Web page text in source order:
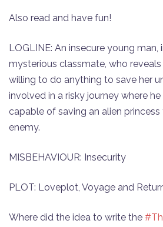
Also read and have fun!
LOGLINE: An insecure young man,
mysterious classmate, who
willing to do anything to save her
involved in a risky journey where
capable of saving an alien
enemy.
MISBEHAVIOUR: Insecurity
PLOT: Loveplot, Voyage and
Where did the idea to write the